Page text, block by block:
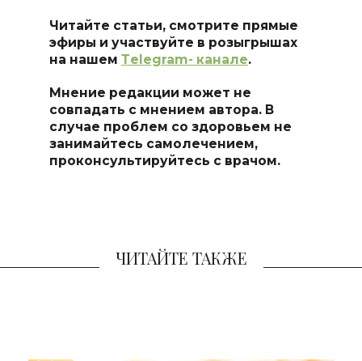
Читайте статьи, смотрите прямые
эфиры и участвуйте в розыгрышах
на нашем Тelegram- канале.
Мнение редакции может не
совпадать с мнением автора. В
случае проблем со здоровьем не
занимайтесь самолечением,
проконсультируйтесь с врачом.
ЧИТАЙТЕ ТАКЖЕ